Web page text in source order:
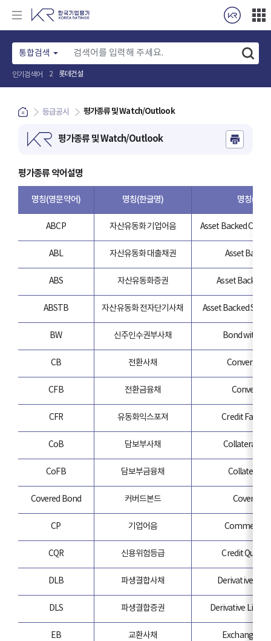
통합검색
인기검색어 2 롯데건설
등급공시 평가종류 및 Watch/Outlook
평가종류 및 Watch/Outlook
평가종류 약어설명
명칭(영문약어) 명칭(한글명) 명칭(영문
ABCP 자산유동화 기업어음 Asset Backed
ABL 자산유동화 대출채권 Asset
ABS 자산유동화증권 Asset Backed
ABSTB 자산유동화 전자단기사채 Asset Backed
BW 신주인수권부사채 Bond with
CB 전환사채 Convertible
CFB 전환금융채
CFR 유동화익스포져 Credit
CoB 담보부사채
CoFB 담보부금융채
Covered Bond 커버드본드 Covered
CP 기업어음 Commercial
CQR 신용위험등급 Credit
DLB 파생결합사채 Derivative
DLS 파생결합증권 Derivative
EB 교환사채